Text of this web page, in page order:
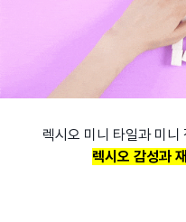
렉시오 미니 타일과 미니
렉시오 감성과